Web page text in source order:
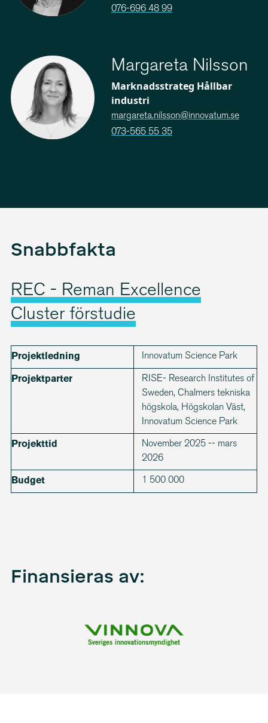
076-696 48 99
Margareta Nilsson
Marknadsstrateg Hållbar
industri
margareta.nilsson@innovatum.se
073-565 55 35
Snabbfakta
REC - Reman Excellence
Cluster förstudie
Projektledning Innovatum Science Park
Projektparter
RISE- Research Institutes of
Sweden, Chalmers tekniska
högskola, Högskolan Väst,
Innovatum Science Park
Projekttid
November 2025 -- mars
2026
Budget 1 500 000
Finansieras av: